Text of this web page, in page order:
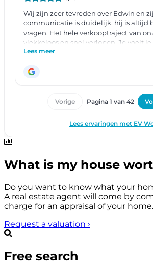
What is my house
Do you want to know what your
A real estate agent will come by
charge for an appraisal of your home.
Request a valuation ›
Free search